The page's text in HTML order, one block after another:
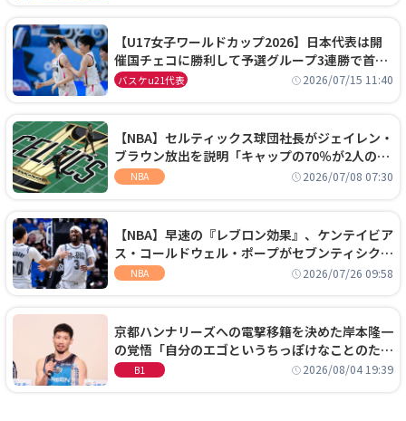
【U17女子ワールドカップ2026】日本代表は開
催国チェコに勝利して予選グループ3連勝で首位
通過！準々決勝の相手はエジプトに決定
バスケu21代表 2026/07/15 11:40
【NBA】セルティックス球団社長がジェイレン・
ブラウン放出を説明「キャップの70％が2人の選
手に集中するチームでは勝てない」
NBA 2026/07/08 07:30
【NBA】早速の『レブロン効果』、ケンテイビア
ス・コールドウェル・ポープがセブンティシクサ
ーズに1年契約で加入
NBA 2026/07/26 09:58
京都ハンナリーズへの電撃移籍を決めた岸本隆一
の覚悟「自分のエゴというちっぽけなことのため
に、京都に来たわけではない」
B1 2026/08/04 19:39